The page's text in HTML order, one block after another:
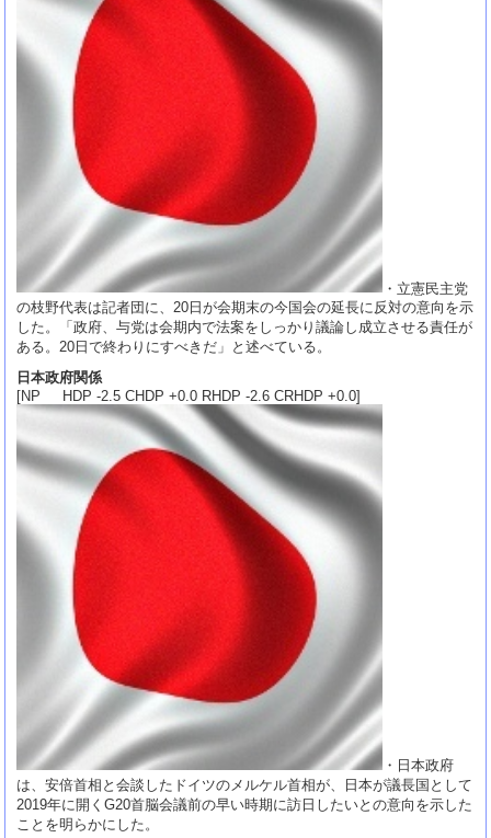
・立憲民主党
の枝野代表は記者団に、20日が会期末の今国会の延長に反対の意向を示
した。「政府、与党は会期内で法案をしっかり議論し成立させる責任が
ある。20日で終わりにすべきだ」と述べている。
日本政府関係
[NP HDP -2.5 CHDP +0.0 RHDP -2.6 CRHDP +0.0]
・日本政府
は、安倍首相と会談したドイツのメルケル首相が、日本が議長国として
2019年に開くG20首脳会議前の早い時期に訪日したいとの意向を示した
ことを明らかにした。